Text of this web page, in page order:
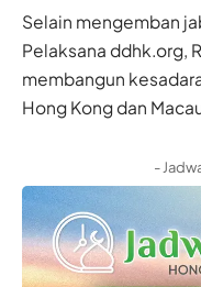
Selain mengemban
Pelaksana ddhk.org,
membangun
Hong Kong dan
-